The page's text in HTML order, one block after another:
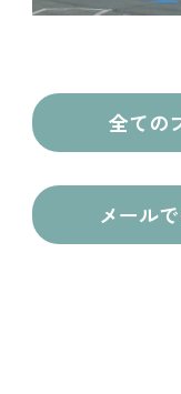
全ての
メール